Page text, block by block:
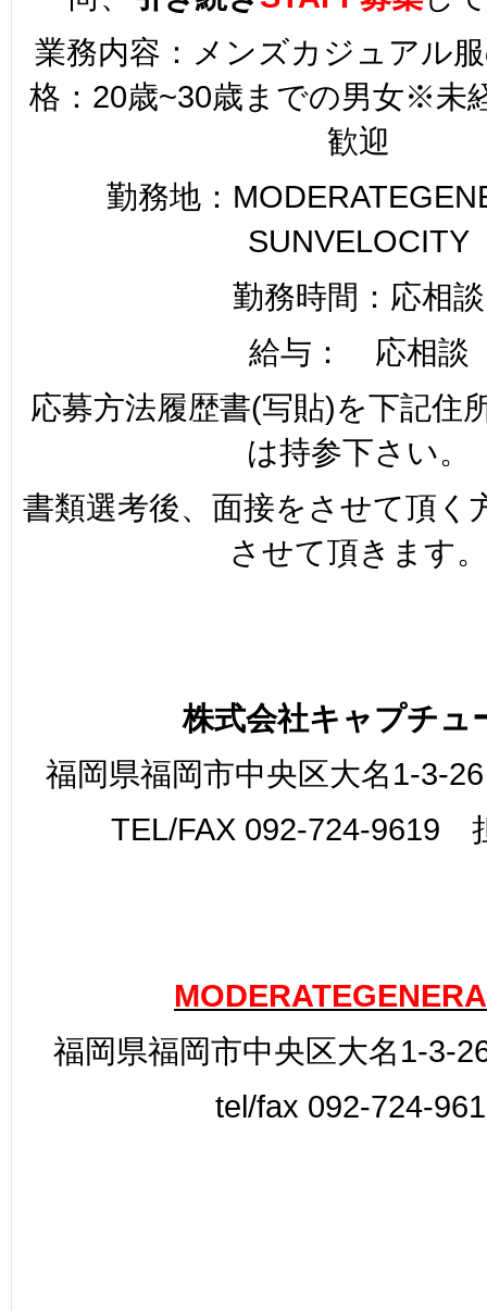
業務内容：メンズカジュアル
格：20歳~30歳までの男女※未
歓迎
勤務地：
SUNVELOCITY
勤務時間：応相談
給与： 応相談
応募方法履歴書(写貼)を下記住
は持参下さい。
書類選考後、面接をさせて頂く
させて頂きます。
株式会社キャプチュ
福岡県福岡市中央区大名1-3-
TEL/FAX 092-724-9619
福岡県福岡市中央区大名1-3-
tel/fax 092-724-